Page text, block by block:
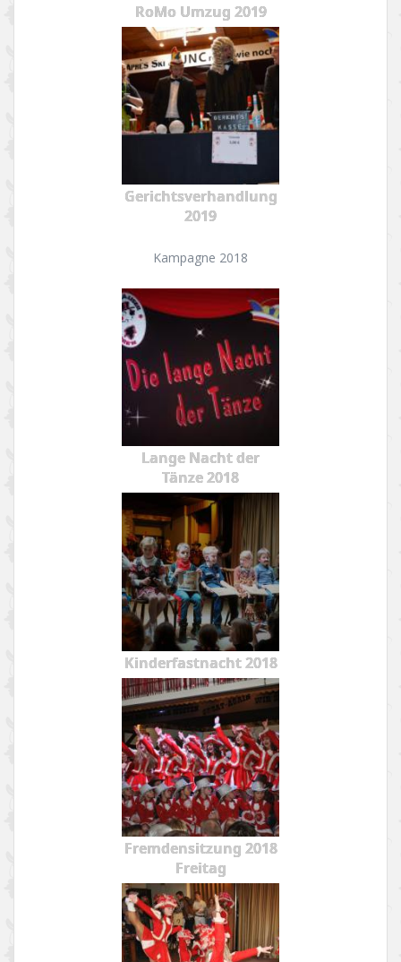
RoMo Umzug 2019
Gerichtsverhandlung
2019
Kampagne 2018
Lange Nacht der
Tänze 2018
Kinderfastnacht 2018
Fremdensitzung 2018
Freitag